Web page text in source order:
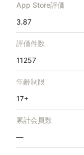
App Store評価
3.87
評価件数
11257
年齢制限
17+
累計会員数
—